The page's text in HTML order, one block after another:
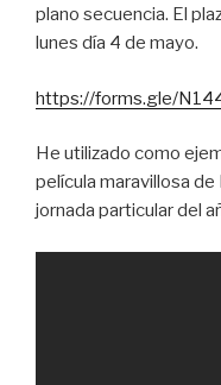
plano secuencia. El
lunes día 4 de mayo.
https://forms.gle/
He utilizado como
película maravillosa
jornada particular del